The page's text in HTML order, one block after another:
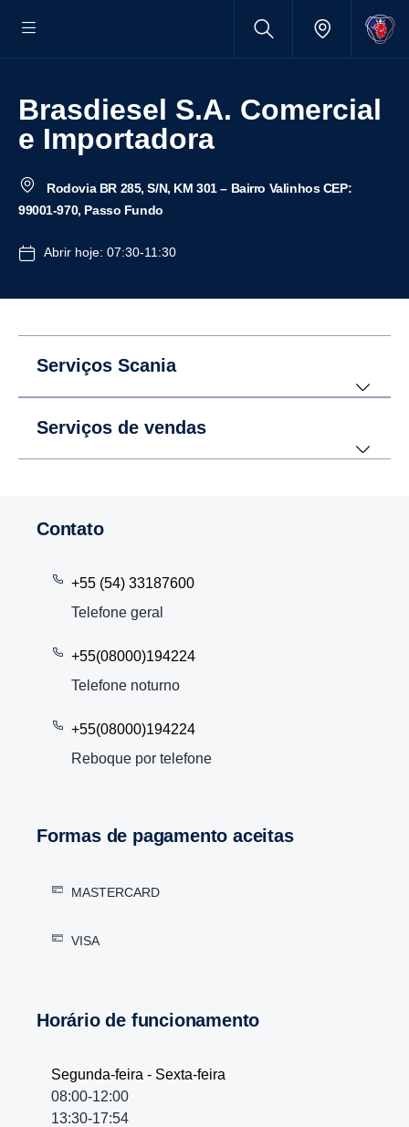
Brasdiesel S.A. Comercial
e Importadora
Rodovia BR 285, S/N, KM 301 – Bairro Valinhos CEP:
99001-970, Passo Fundo
Abrir hoje: 07:30-11:30
Serviços Scania
Serviços de vendas
Contato
+55 (54) 33187600
Telefone geral
+55(08000)194224
Telefone noturno
+55(08000)194224
Reboque por telefone
Formas de pagamento aceitas
MASTERCARD
VISA
Horário de funcionamento
Segunda-feira - Sexta-feira
08:00-12:00
13:30-17:54